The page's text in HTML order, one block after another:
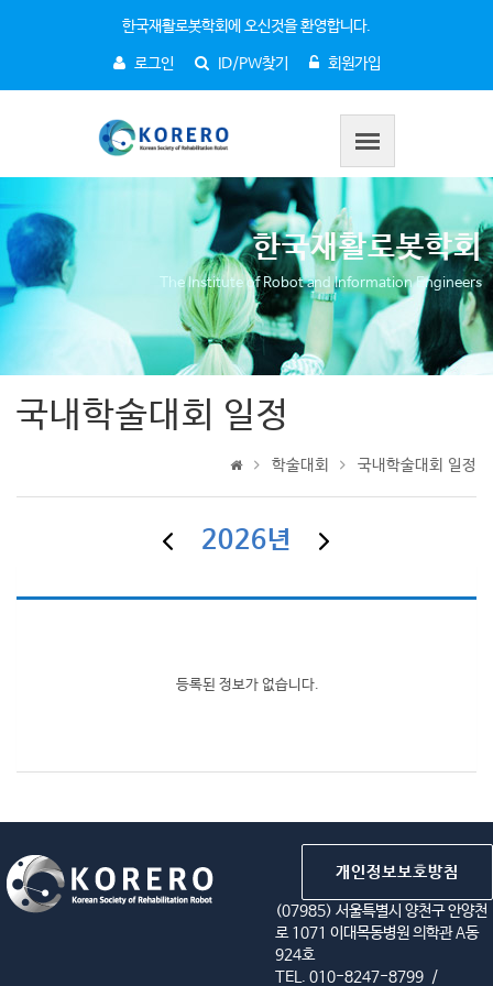
한국재활로봇학회에 오신것을 환영합니다.
로그인 ID/PW찾기 회원가입
한국재활로봇학회
The Institute of Robot and Information Engineers
국내학술대회 일정
학술대회 국내학술대회 일정
2026년
등록된 정보가 없습니다.
개인정보보호방침
(07985) 서울특별시 양천구 안양천
로 1071 이대목동병원 의학관 A동
924호
TEL. 010-8247-8799 /